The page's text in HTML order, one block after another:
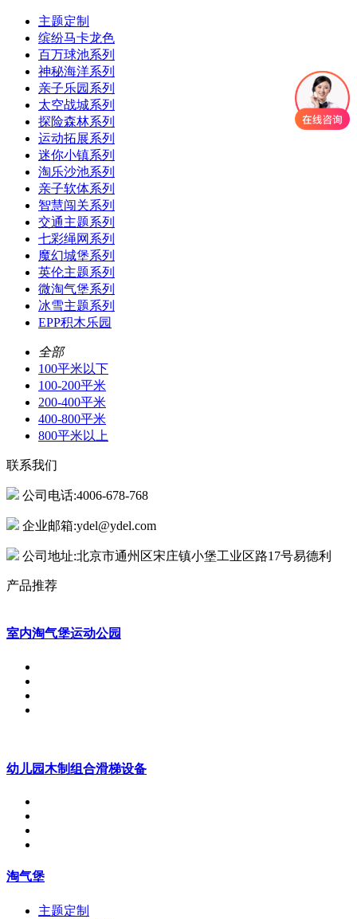
主题定制
缤纷马卡龙色
百万球池系列
神秘海洋系列
亲子乐园系列
太空战城系列
探险森林系列
运动拓展系列
迷你小镇系列
淘乐沙池系列
亲子软体系列
智慧闯关系列
交通主题系列
七彩绳网系列
魔幻城堡系列
英伦主题系列
微淘气堡系列
冰雪主题系列
EPP积木乐园
全部
100平米以下
100-200平米
200-400平米
400-800平米
800平米以上
联系我们
公司电话:4006-678-768
企业邮箱:ydel@ydel.com
公司地址:北京市通州区宋庄镇小堡工业区路17号易德利
产品推荐
室内淘气堡运动公园
幼儿园木制组合滑梯设备
淘气堡
主题定制